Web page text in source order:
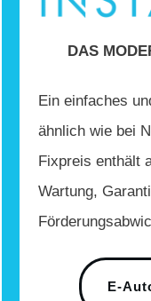
DAS
Ein einfaches
ähnlich wie bei
Fixpreis enthält
Wartung,
E-